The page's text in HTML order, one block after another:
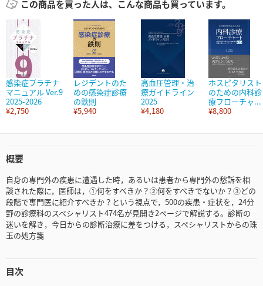
この商品を買った人は、こんな商品も買っています。
感染症プラチナ
マニュアル Ver.9
2025-2026
¥2,750
レジデントのた
めの感染症診療
の鉄則
¥5,940
高血圧管理・治
療ガイドライン
2025
¥4,180
ホスピタリスト
のための内科診
療フローチャ...
¥8,800
概要
自身の専門外の疾患に遭遇した時，あるいは患者から専門外の愁訴を相
談された際に，医師は，①何をすべきか？②何をすべきでないか？③どの
段階で専門医に紹介すべきか？という視点で，500の疾患・症状を，24分
野の診療科のスペシャリスト474名が見開き2ページで解説する。診断の
迷いを解き，今日からの診断治療に差をつける，スペシャリストからの珠
玉の処方箋
目次